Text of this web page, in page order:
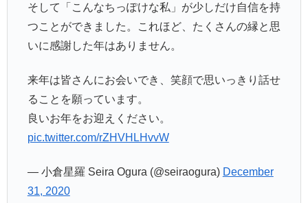
そして「こんなちっぽけな私」が少しだけ自信を持
つことができました。これほど、たくさんの縁と思
いに感謝した年はありません。
来年は皆さんにお会いでき、笑顔で思いっきり話せ
ることを願っています。
良いお年をお迎えください。
pic.twitter.com/rZHVHLHvvW
— 小倉星羅 Seira Ogura (@seiraogura) December
31, 2020